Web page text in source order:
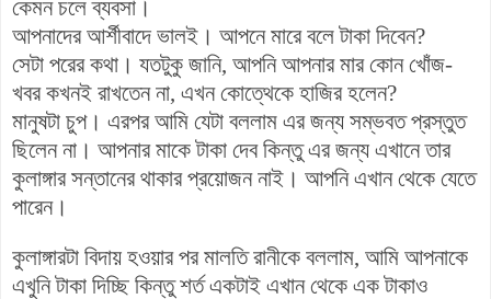
কেমন চলে ব্যবসা।
আপনাদের আর্শীবাদে ভালই। আপনে মারে বলে টাকা দিবেন?
সেটা পরের কথা। যতটুকু জানি, আপনি আপনার মার কোন খোঁজ-
খবর কখনই রাখতেন না, এখন কোত্থেকে হাজির হলেন?
মানুষটা চুপ। এরপর আমি যেটা বললাম এর জন্য সম্ভবত প্রস্তুত
ছিলেন না। আপনার মাকে টাকা দেব কিন্তু এর জন্য এখানে তার
কুলাঙ্গার সন্তানের থাকার প্রয়োজন নাই। আপনি এখান থেকে যেতে
পারেন।
কুলাঙ্গারটা বিদায় হওয়ার পর মালতি রানীকে বললাম, আমি আপনাকে
এখুনি টাকা দিচ্ছি কিন্তু শর্ত একটাই এখান থেকে এক টাকাও